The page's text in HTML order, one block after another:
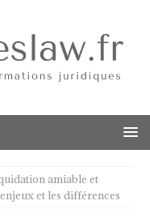
amiable et
et les différences